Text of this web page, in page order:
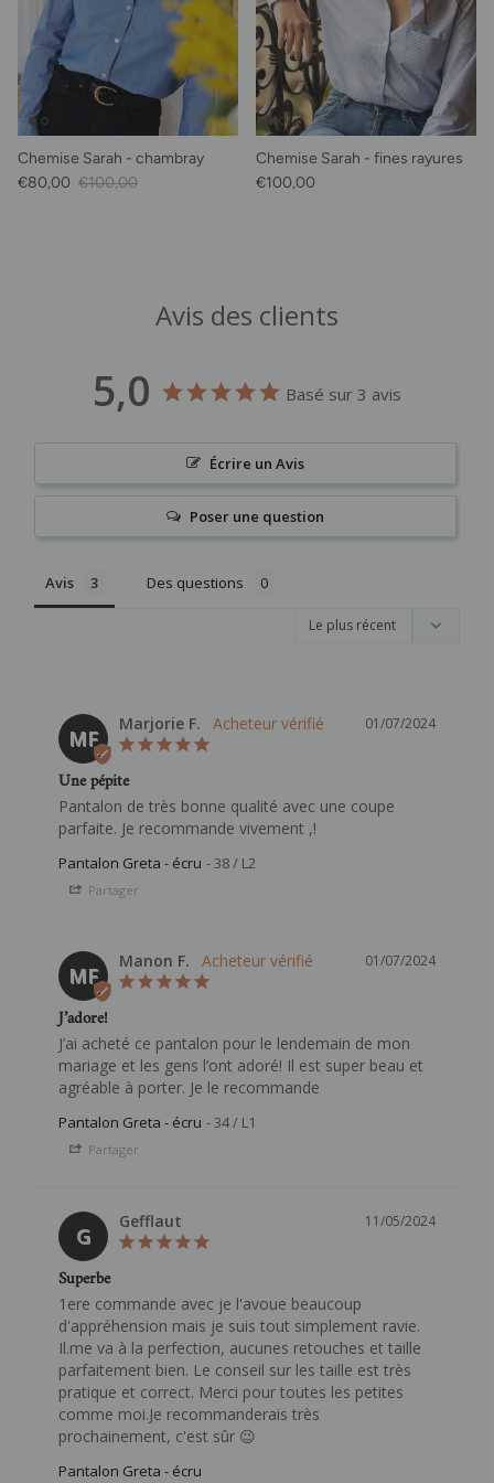
Chemise Sarah - chambray
Prix soldé
€80,00 Prix habituel
€100,00
Chemise Sarah - fines rayures
Prix habituel
€100,00
Avis des clients
5,0 Basé sur 3 avis
Écrire un Avis
Poser une question
Avis Des questions
MF
01/07/2024
Marjorie F.
Une pépite
Pantalon de très bonne qualité avec une coupe
parfaite. Je recommande vivement ,!
Pantalon Greta - écru 38 / L2
Partager
MF
01/07/2024
Manon F.
J’adore!
J’ai acheté ce pantalon pour le lendemain de mon
mariage et les gens l’ont adoré! Il est super beau et
agréable à porter. Je le recommande
Pantalon Greta - écru 34 / L1
Partager
G
11/05/2024
Gefflaut
Superbe
1ere commande avec je l'avoue beaucoup
d'appréhension mais je suis tout simplement ravie.
Il.me va à la perfection, aucunes retouches et taille
parfaitement bien. Le conseil sur les taille est très
pratique et correct. Merci pour toutes les petites
comme moi.Je recommanderais très
prochainement, c'est sûr 😉
Pantalon Greta - écru